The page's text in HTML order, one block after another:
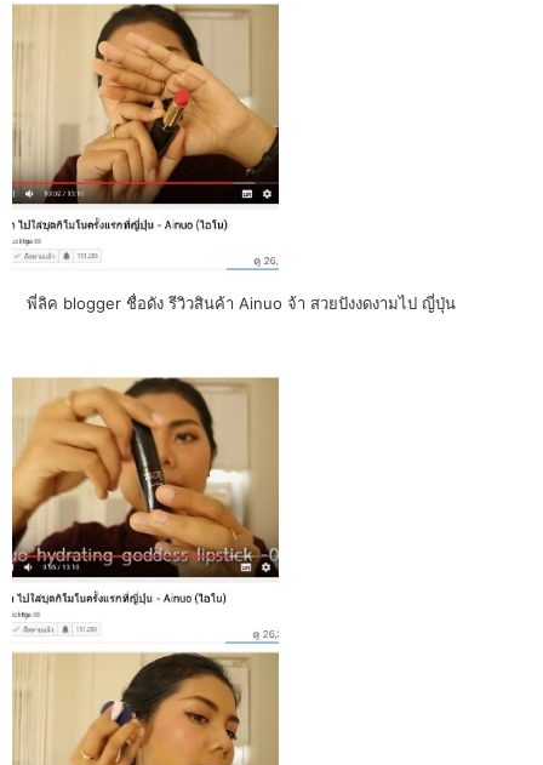
พี่ลิค blogger ชื่อดัง รีวิวสินค้า Ainuo จ้า สวยปังงดงามไป ญี่ปุ่น